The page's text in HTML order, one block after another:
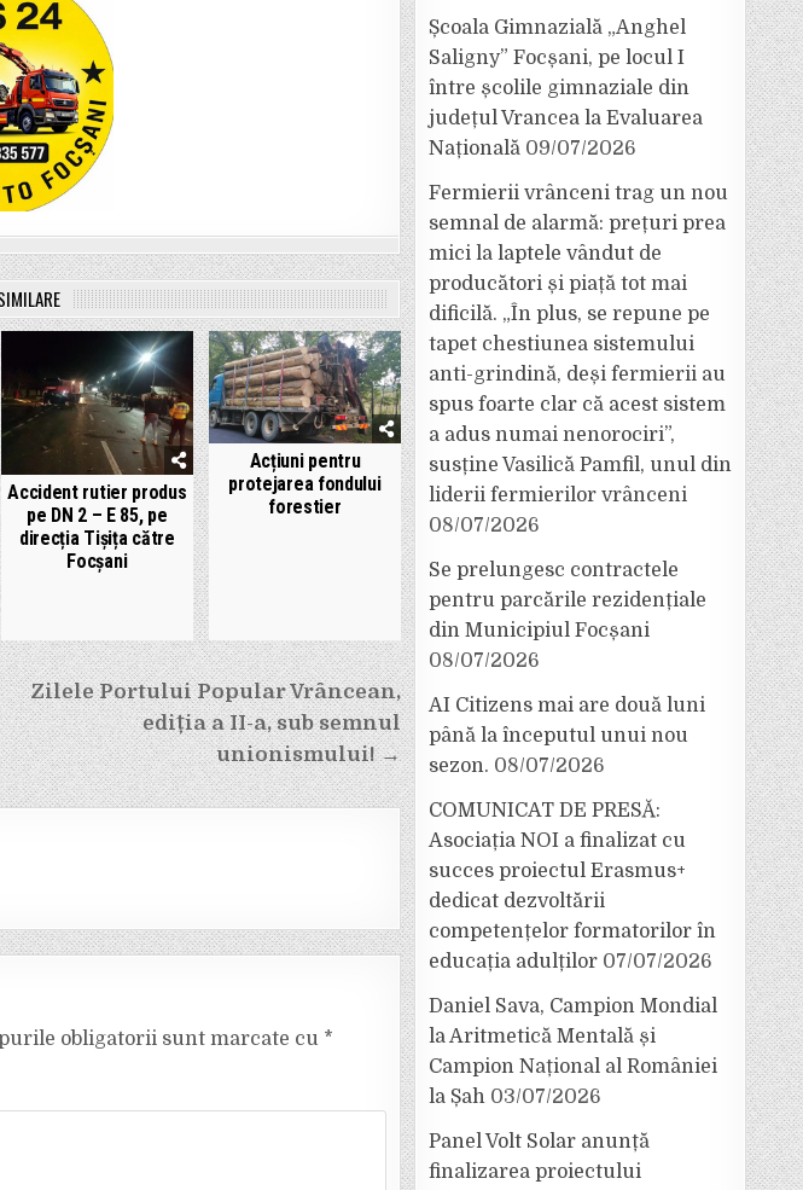
Accident rutier produs
pe DN 2 – E 85, pe
direcția Tișița către
Focșani
Acțiuni pentru
protejarea fondului
forestier
Zilele Portului Popular Vrâncean,
ediția a II-a, sub semnul
unionismului! →
obligatorii sunt marcate cu *
Școala Gimnazială „Anghel
Saligny” Focșani, pe locul I
între școlile gimnaziale din
județul Vrancea la Evaluarea
Națională 09/07/2026
Fermierii vrânceni trag un nou
semnal de alarmă: prețuri prea
mici la laptele vândut de
producători și piață tot mai
dificilă. „În plus, se repune pe
tapet chestiunea sistemului
anti-grindină, deși fermierii au
spus foarte clar că acest sistem
a adus numai nenorociri”,
susține Vasilică Pamfil, unul din
liderii fermierilor vrânceni
08/07/2026
Se prelungesc contractele
pentru parcările rezidențiale
din Municipiul Focșani
08/07/2026
AI Citizens mai are două luni
până la începutul unui nou
sezon. 08/07/2026
COMUNICAT DE PRESĂ:
Asociația NOI a finalizat cu
succes proiectul Erasmus+
dedicat dezvoltării
competențelor formatorilor în
educația adulților 07/07/2026
Daniel Sava, Campion Mondial
la Aritmetică Mentală și
Campion Național al României
la Șah 03/07/2026
Panel Volt Solar anunță
finalizarea proiectului